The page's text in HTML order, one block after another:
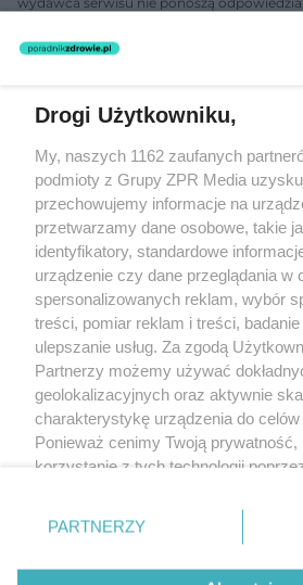
świadczeń zdrowotnych w rozumieniu art. 3
rozpowszechniany lub dalej
(w tym także elektroniczny lub
eksploatacji w jakiejkolwiek formie,
Internecie bez pisemnej zgody właściciela
lub wykorzystanie utworów w całości lub w
prawa, tzn. bez właściwej zgody, jest
może być ścigane prawnie.
O nas
Informacje prawne
Nasze serwisy
Drogi Użytkowniku,
My, naszych 1162 zaufanych
podmioty z Grupy ZPR Media
przechowujemy informacje na
przetwarzamy dane osobowe, takie
identyfikatory, standardowe
urządzenie czy dane przeglądania w
spersonalizowanych reklam, wybór
treści, pomiar reklam i treści,
ulepszanie usług. Za zgodą
Partnerzy możemy używać
geolokalizacyjnych oraz aktywnie
charakterystykę urządzenia do celów
Ponieważ cenimy Twoją
korzystanie z tych technologii
zmienić/wycofać klikając przycisk
znajdujący się w lewym dolnym rogu
rodzaje przetwarzania danych nie
PARTNERZY